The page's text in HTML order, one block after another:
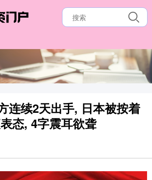
连续2天出手, 日本被按着
态, 4字震耳欲聋